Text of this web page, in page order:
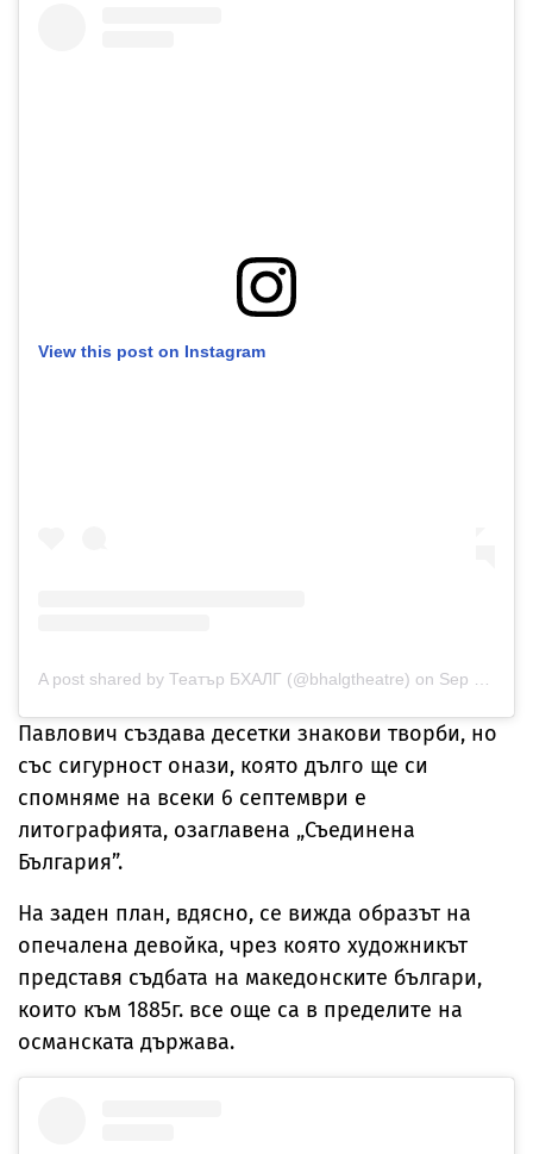
View this post on Instagram
A post shared by Театър БХАЛГ (@bhalgtheatre) on Sep 6, 2018 at 12:26am PDT
Павлович създава десетки знакови творби, но
със сигурност онази, която дълго ще си
спомняме на всеки 6 септември е
литографията, озаглавена „Съединена
България”.
На заден план, вдясно, се вижда образът на
опечалена девойка, чрез която художникът
представя съдбата на македонските българи,
които към 1885г. все още са в пределите на
османската държава.